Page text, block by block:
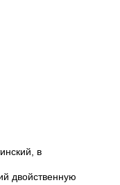
в
двойственную